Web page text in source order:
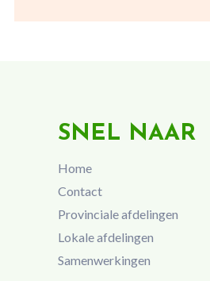
SNEL NAAR
Home
Contact
Provinciale afdelingen
Lokale afdelingen
Samenwerkingen